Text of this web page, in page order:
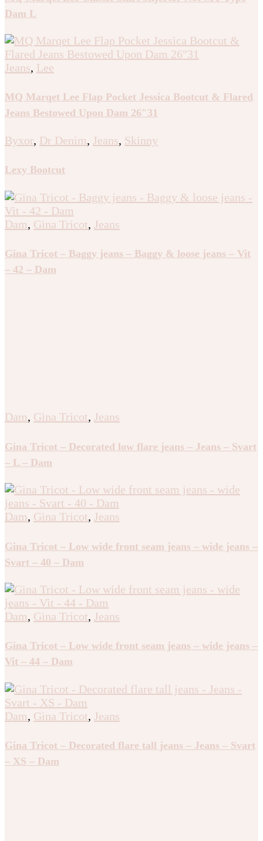
Dam L
Jeans, Lee
MQ Marqet Lee Flap Pocket Jessica Bootcut & Flared
Jeans Bestowed Upon Dam 26″31
Byxor, Dr Denim, Jeans, Skinny
Lexy Bootcut
Dam, Gina Tricot, Jeans
Gina Tricot – Baggy jeans – Baggy & loose jeans – Vit
– 42 – Dam
Dam, Gina Tricot, Jeans
Gina Tricot – Decorated low flare jeans – Jeans – Svart
– L – Dam
Dam, Gina Tricot, Jeans
Gina Tricot – Low wide front seam jeans – wide jeans –
Svart – 40 – Dam
Dam, Gina Tricot, Jeans
Gina Tricot – Low wide front seam jeans – wide jeans –
Vit – 44 – Dam
Dam, Gina Tricot, Jeans
Gina Tricot – Decorated flare tall jeans – Jeans – Svart
– XS – Dam